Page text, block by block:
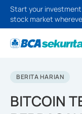
Start your
stock market
BERITA HARIAN
BITCOIN